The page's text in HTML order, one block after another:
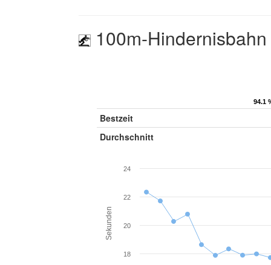
100m-
94.1
94.1
Bestzeit
Durchschnitt
Sekunden
18
20
22
24